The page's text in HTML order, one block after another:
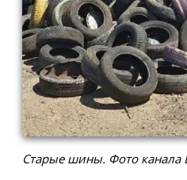
Старые шины. Фото канала